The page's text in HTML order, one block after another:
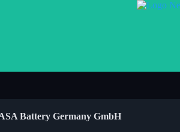
Battery Germany GmbH